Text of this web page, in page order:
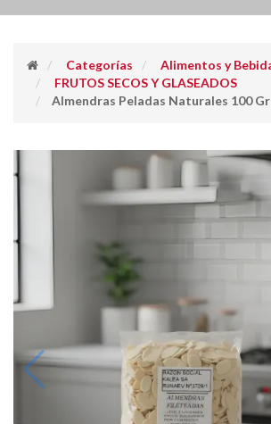
Categorías
Alimentos y
FRUTOS SECOS Y GLASEADOS
Almendras Peladas Naturales 100 Gr